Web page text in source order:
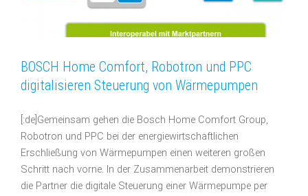
BOSCH Home Comfort, Robotron und PPC
digitalisieren Steuerung von Wärmepumpen
[:de]Gemeinsam gehen die Bosch Home Comfort Group,
Robotron und PPC bei der energiewirtschaftlichen
Erschließung von Wärmepumpen einen weiteren großen
Schritt nach vorne. In der Zusammenarbeit demonstrieren
die Partner die digitale Steuerung einer Wärmepumpe per